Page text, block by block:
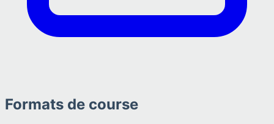
Formats de course